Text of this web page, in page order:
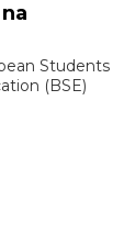
Students
(BSE)